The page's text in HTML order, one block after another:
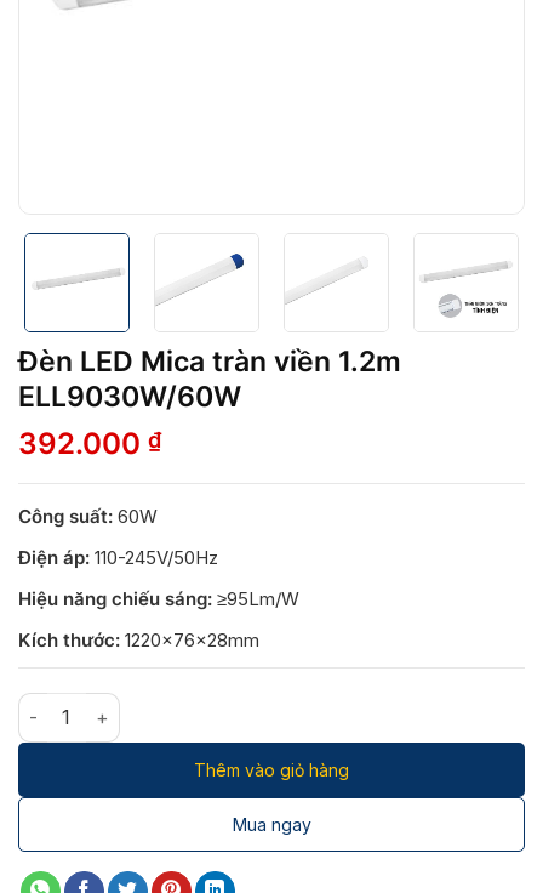
Đèn LED Mica tràn viền 1.2m
ELL9030W/60W
392.000 ₫
Công suất: 60W
Điện áp: 110-245V/50Hz
Hiệu năng chiếu sáng: ≥95Lm/W
Kích thước: 1220x76x28mm
Đèn LED Mica tràn viền 1.2m ELL9030W/60W số lượng
Thêm vào giỏ hàng
Mua ngay